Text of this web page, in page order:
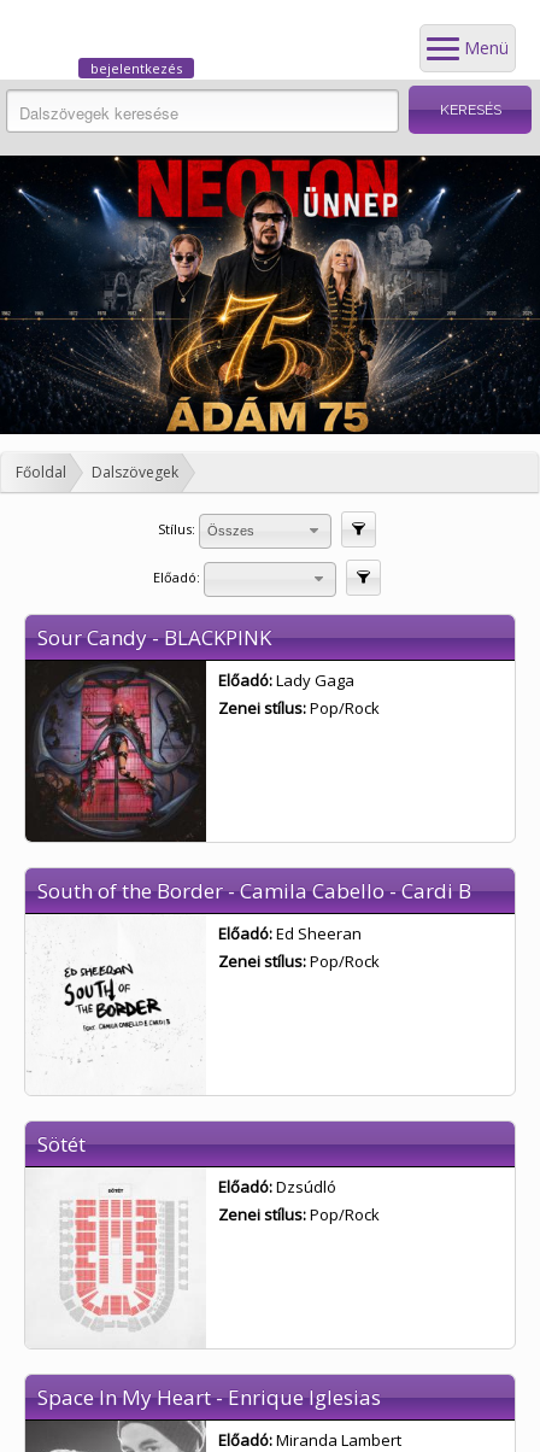
Menü
bejelentkezés
Főoldal Dalszövegek
Stílus: Összes
Előadó:
Sour Candy - BLACKPINK
Előadó:Lady Gaga
Zenei stílus:Pop/Rock
South of the Border - Camila Cabello - Cardi B
Előadó:Ed Sheeran
Zenei stílus:Pop/Rock
Sötét
Előadó:Dzsúdló
Zenei stílus:Pop/Rock
Space In My Heart - Enrique Iglesias
Előadó:Miranda Lambert